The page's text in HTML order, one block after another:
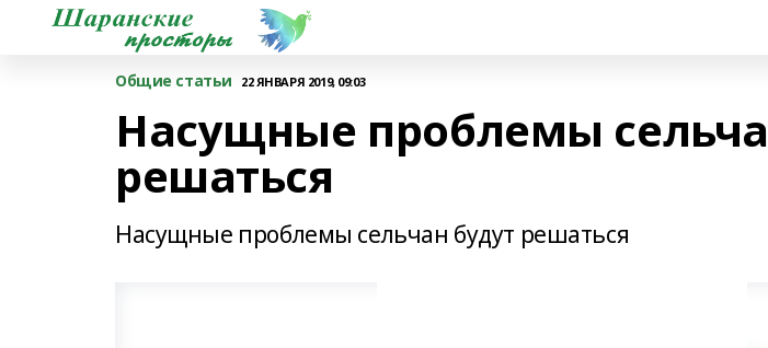
Общие статьи 22 ЯНВАРЯ 2019, 09:03
Насущные проблемы
решаться
Насущные проблемы сельчан будут решаться